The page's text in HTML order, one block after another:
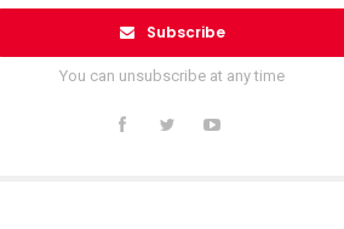
Subscribe
You can unsubscribe at any time